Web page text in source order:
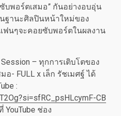
บพอร์ตเสมอ” กันอย่างอบอุ่น
ฐานะศิลปินหน้าใหม่ของ
ฟนๆจะคอยซับพอร์ตในผลงาน
– ทุกการเติบโตของ
- FULL x เล็ก รัชเมศฐ์ ได้
:
CB
ช่อง